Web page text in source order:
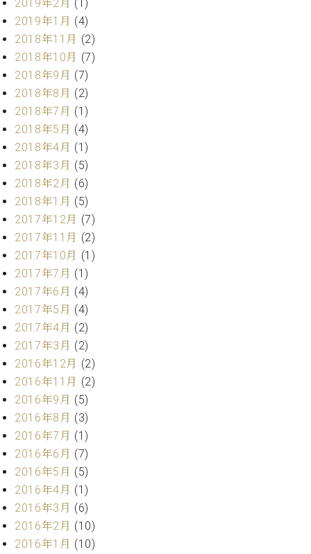
2019年2月 (1)
2019年1月 (4)
2018年11月 (2)
2018年10月 (7)
2018年9月 (7)
2018年8月 (2)
2018年7月 (1)
2018年5月 (4)
2018年4月 (1)
2018年3月 (5)
2018年2月 (6)
2018年1月 (5)
2017年12月 (7)
2017年11月 (2)
2017年10月 (1)
2017年7月 (1)
2017年6月 (4)
2017年5月 (4)
2017年4月 (2)
2017年3月 (2)
2016年12月 (2)
2016年11月 (2)
2016年9月 (5)
2016年8月 (3)
2016年7月 (1)
2016年6月 (7)
2016年5月 (5)
2016年4月 (1)
2016年3月 (6)
2016年2月 (10)
2016年1月 (10)